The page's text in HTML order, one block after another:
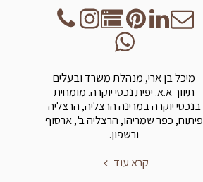
מיכל בן ארי, מנהלת משרד ובעלים
תיווך א.א. יפית נכסי יוקרה. מומחית
בנכסי יוקרה במרינה הרצליה, הרצליה
פיתוח, כפר שמריהו, הרצליה ב', ארסוף
ורשפון.
קרא עוד